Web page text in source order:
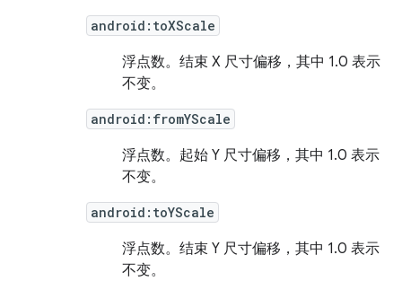
android:toXScale
浮点数。 结束 X 尺寸偏移，其中 1.0 表示
不变。
android:fromYScale
浮点数。 起始 Y 尺寸偏移，其中 1.0 表示
不变。
android:toYScale
浮点数。 结束 Y 尺寸偏移，其中 1.0 表示
不变。